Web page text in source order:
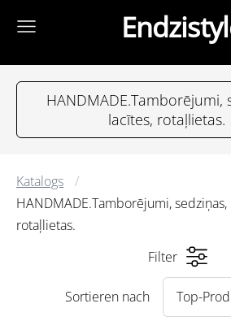
HANDMADE.Tamborējumi, sedziņas,
lacītes, rotaļlietas.
Katalogs
HANDMADE.Tamborējumi, sedziņas,
rotaļlietas.
Filter
Sortieren nach